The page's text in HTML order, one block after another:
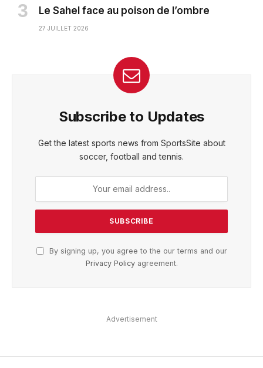
Le Sahel face au poison de l’ombre
27 JUILLET 2026
Subscribe to Updates
Get the latest sports news from SportsSite about
soccer, football and tennis.
By signing up, you agree to the our terms and our
Privacy Policyagreement.
Advertisement